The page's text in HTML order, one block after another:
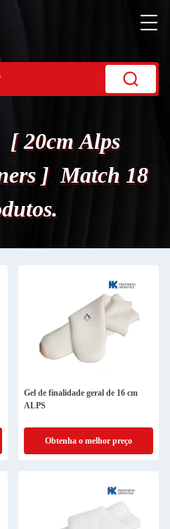
20cm Alps
] Match 18
Gel de finalidade geral de 16 cm
ALPS
Obtenha o melhor preço